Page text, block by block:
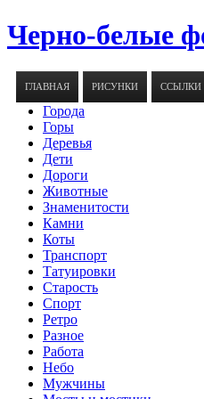
Черно-белые
ГЛАВНАЯ РИСУНКИ ССЫЛКИ
Города
Горы
Деревья
Дети
Дороги
Животные
Знаменитости
Камни
Коты
Транспорт
Татуировки
Старость
Спорт
Ретро
Разное
Работа
Небо
Мужчины